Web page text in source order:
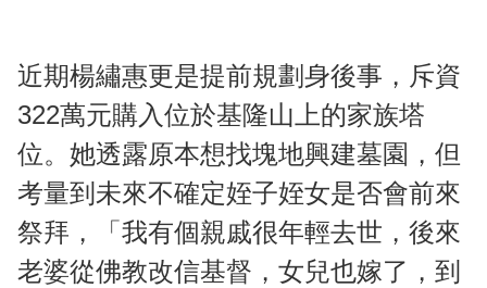
近期楊繡惠更是提前規劃身後事，斥資
322萬元購入位於基隆山上的家族塔
位。她透露原本想找塊地興建墓園，但
考量到未來不確定姪子姪女是否會前來
祭拜，「我有個親戚很年輕去世，後來
老婆從佛教改信基督，女兒也嫁了，到